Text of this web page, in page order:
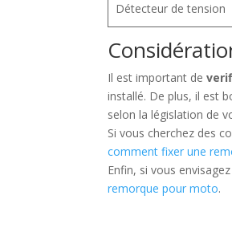
Détecteur de tension
Il est important de
installé. De plus, il est
selon la législation de
Si vous cherchez des
comment fixer une
Enfin, si vous
remorque pour moto.